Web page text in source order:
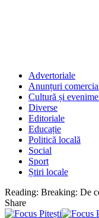
Advertoriale
Anunțuri
Cultură și
Diverse
Editoriale
Educație
Politică locală
Social
Sport
Știri locale
Reading: Breaking: De
Share